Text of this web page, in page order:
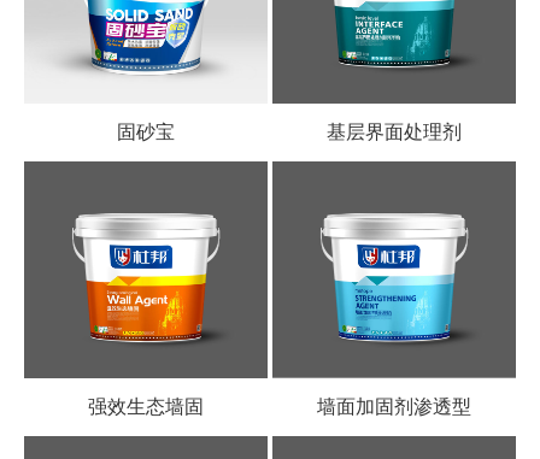
固砂宝 基层界面处理剂
强效生态墙固 墙面加固剂渗透型